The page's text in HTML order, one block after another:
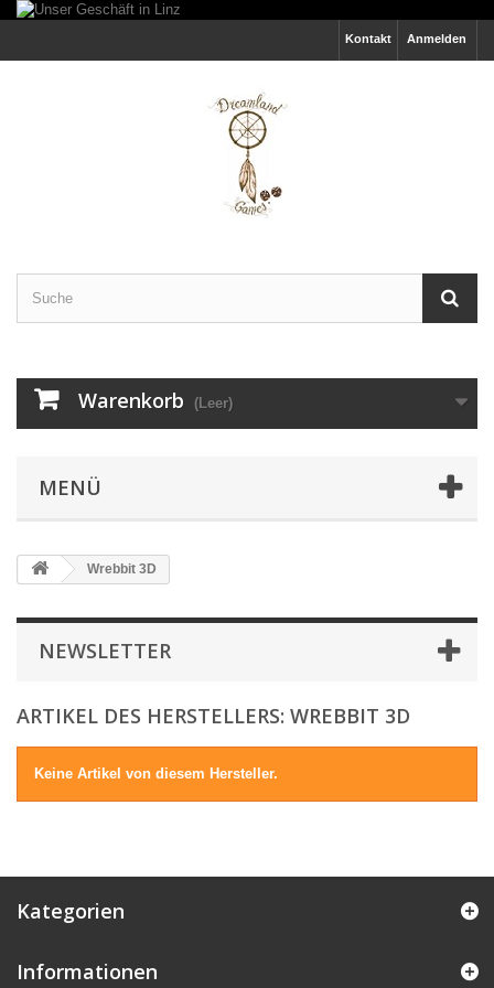
Anmelden
Kontakt
Warenkorb (Leer)
MENÜ
Wrebbit 3D
NEWSLETTER
ARTIKEL DES HERSTELLERS: WREBBIT 3D
Keine Artikel von diesem Hersteller.
Kategorien
Informationen